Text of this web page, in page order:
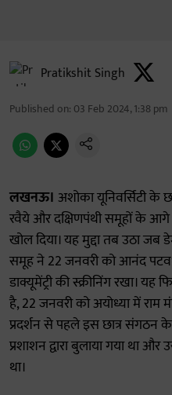
Pratikshit Singh
Published on: 03 Feb 2024, 1:38 pm
लखनऊ। अशोका यूनिवर्सिटी के
रवैये और दक्षिणपंथी समूहों के आगे
खोल दिया। यह मुद्दा तब उठा
समूह ने 22 जनवरी को आनंद
डाक्यूमेंट्री की स्क्रीनिंग रखा।
है, 22 जनवरी को अयोध्या में
प्रदर्शन से पहले इस छात्र संगठन
प्रशाशन द्वारा बुलाया गया था
था।